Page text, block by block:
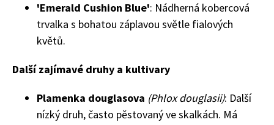
'Emerald Cushion Blue': Nádherná kobercová
trvalka s bohatou záplavou světle fialových
květů.
Další zajímavé druhy a kultivary
Plamenka douglasova (Phlox douglasii): Další
nízký druh, často pěstovaný ve skalkách. Má